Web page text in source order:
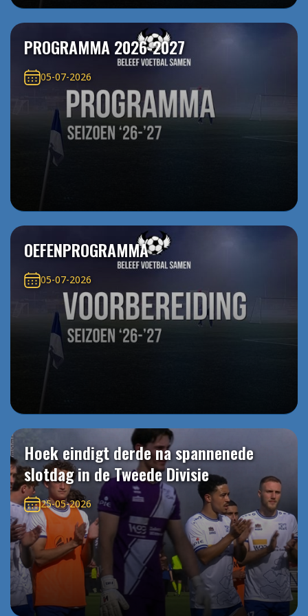
PROGRAMMA 2026-2027
05-07-2026
OEFENPROGRAMMA
05-07-2026
Hoek eindigt derde na spannenede
slotdag in de Tweede Divisie
25-05-2026